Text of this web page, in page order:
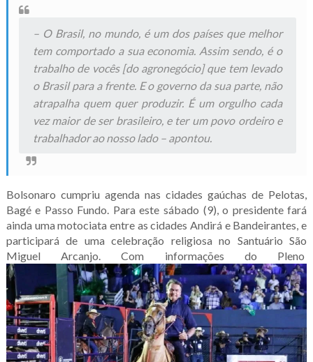
– O Brasil, no mundo, é um dos países que melhor
tem comportado a sua economia. Assim sendo, é o
trabalho de vocês [do agronegócio] que tem levado
o Brasil para a frente. E o governo da sua parte, não
atrapalha quem quer produzir. É um orgulho cada
vez maior de ser brasileiro, e ter um povo ordeiro e
trabalhador ao nosso lado – apontou.
Bolsonaro cumpriu agenda nas cidades gaúchas de Pelotas,
Bagé e Passo Fundo. Para este sábado (9), o presidente fará
ainda uma motociata entre as cidades Andirá e Bandeirantes, e
participará de uma celebração religiosa no Santuário São
Miguel Arcanjo. Com informações do Pleno